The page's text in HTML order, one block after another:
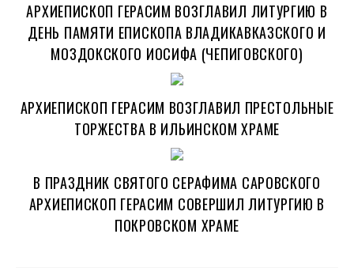
АРХИЕПИСКОП ГЕРАСИМ ВОЗГЛАВИЛ ЛИТУРГИЮ В
ДЕНЬ ПАМЯТИ ЕПИСКОПА ВЛАДИКАВКАЗСКОГО И
МОЗДОКСКОГО ИОСИФА (ЧЕПИГОВСКОГО)
АРХИЕПИСКОП ГЕРАСИМ ВОЗГЛАВИЛ ПРЕСТОЛЬНЫЕ
ТОРЖЕСТВА В ИЛЬИНСКОМ ХРАМЕ
В ПРАЗДНИК СВЯТОГО СЕРАФИМА САРОВСКОГО
АРХИЕПИСКОП ГЕРАСИМ СОВЕРШИЛ ЛИТУРГИЮ В
ПОКРОВСКОМ ХРАМЕ